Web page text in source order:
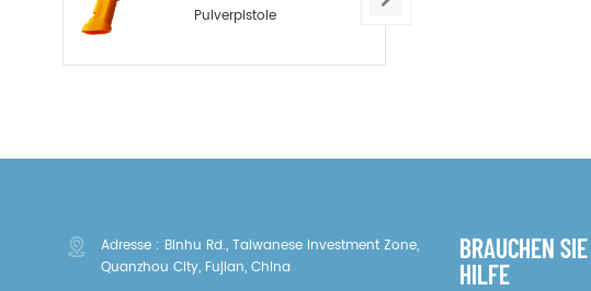
Pulverpistole
Adresse : Binhu Rd., Taiwanese Investment Zone,
Quanzhou City, Fujian, China
BRAUCHEN SIE
HILFE